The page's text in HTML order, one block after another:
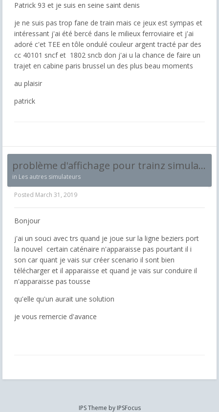
Patrick 93 et je suis en seine saint denis
je ne suis pas trop fane de train mais ce jeux est sympas et
intéressant j'ai été bercé dans le milieux ferroviaire et j'ai
adoré c'et TEE en tôle ondulé couleur argent tracté par des
cc 40101 sncf et 1802 sncb don j'ai u la chance de faire un
trajet en cabine paris brussel un des plus beau moments
au plaisir
patrick
problème d'affichage pour trainz simulator
in Les autres simulateurs
Posted March 31, 2019
Bonjour
j'ai un souci avec trs quand je joue sur la ligne beziers port
la nouvel certain caténaire n'apparaisse pas pourtant il i
son car quant je vais sur créer scenario il sont bien
télécharger et il apparaisse et quand je vais sur conduire il
n'apparaisse pas tousse
qu'elle qu'un aurait une solution
je vous remercie d'avance
IPS Theme by IPSFocus